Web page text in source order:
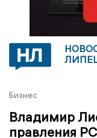
Бизнес
Владимир
правления